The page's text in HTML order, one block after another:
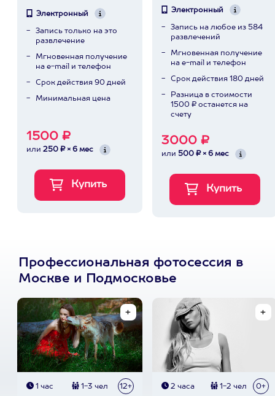
Электронный
Запись только на это
развлечение
Мгновенная получение
на e-mail и телефон
Срок действия 90 дней
Минимальная цена
1500 ₽
или 250 ₽ × 6 мес
Электронный
Запись на любое из 584
развлечений
Мгновенная получение
на e-mail и телефон
Срок действия 180 дней
Разница в стоимости
1500 ₽ останется на
счету
3000 ₽
или 500 ₽ × 6 мес
Профессиональная фотосессия в
Москве и Подмосковье
1 час 1-3 чел 12+ 2 часа 1-2 чел 0+